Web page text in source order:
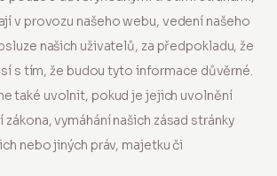
v provozu našeho webu, vedení našeho
našich uživatelů, za předpokladu, že
s tím, že budou tyto informace důvěrné.
také uvolnit, pokud je jejich uvolnění
vymáhání našich zásad stránky
nebo jiných práv, majetku či